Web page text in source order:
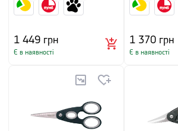
1 449 грн
Є в наявності
1 370 грн
Є в наявності